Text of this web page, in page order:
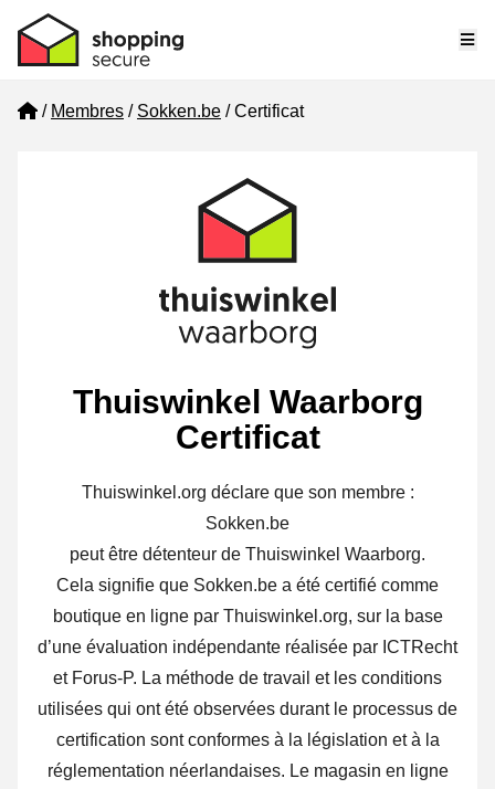
Home
Membres Sokken.be Certificat
Thuiswinkel Waarborg
Certificat
Thuiswinkel.org déclare que son membre :
Sokken.be
peut être détenteur de Thuiswinkel Waarborg.
Cela signifie que Sokken.be a été certifié comme
boutique en ligne par Thuiswinkel.org, sur la base
d’une évaluation indépendante réalisée par ICTRecht
et Forus-P. La méthode de travail et les conditions
utilisées qui ont été observées durant le processus de
certification sont conformes à la législation et à la
réglementation néerlandaises. Le magasin en ligne